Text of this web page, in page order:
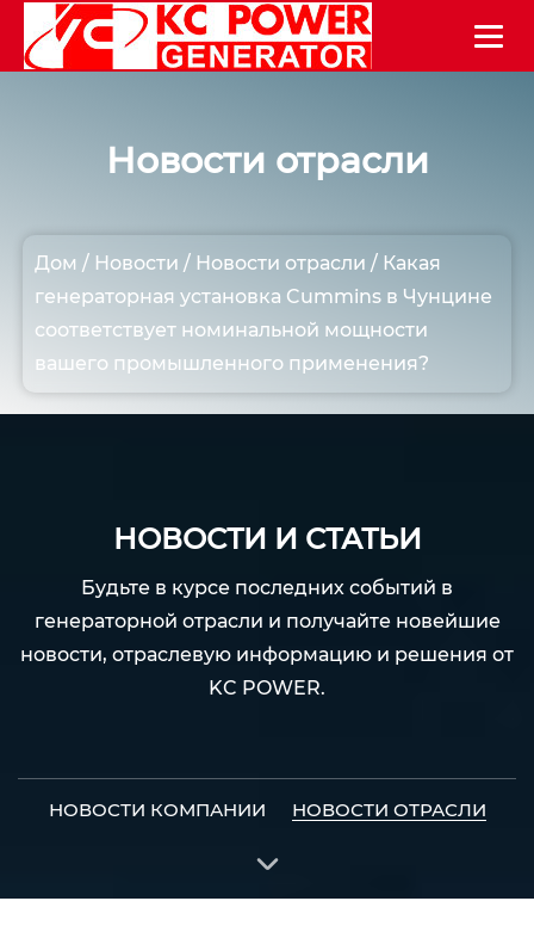
Новости отрасли
Дом / Новости / Новости отрасли / Какая
генераторная установка Cummins в Чунцине
соответствует номинальной мощности
вашего промышленного применения?
НОВОСТИ И СТАТЬИ
Будьте в курсе последних событий в
генераторной отрасли и получайте новейшие
новости, отраслевую информацию и решения от
KC POWER.
НОВОСТИ КОМПАНИИ НОВОСТИ ОТРАСЛИ